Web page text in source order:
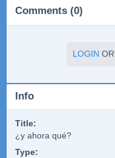
Comments (0)
LOGIN OR
Info
Title:
¿y ahora qué?
Type: